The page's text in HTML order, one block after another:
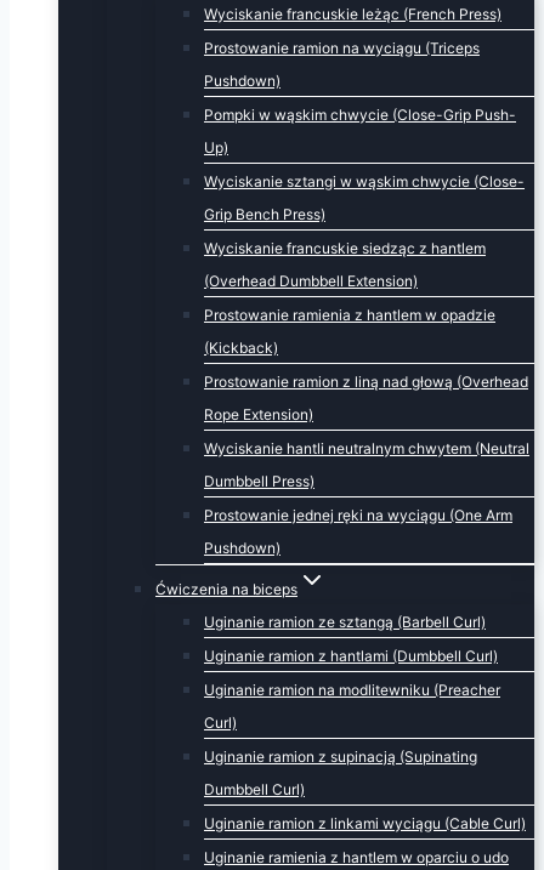
Wyciskanie francuskie leżąc (French Press)
Prostowanie ramion na wyciągu (Triceps
Pushdown)
Pompki w wąskim chwycie (Close-Grip Push-
Up)
Wyciskanie sztangi w wąskim chwycie (Close-
Grip Bench Press)
Wyciskanie francuskie siedząc z hantlem
(Overhead Dumbbell Extension)
Prostowanie ramienia z hantlem w opadzie
(Kickback)
Prostowanie ramion z liną nad głową (Overhead
Rope Extension)
Wyciskanie hantli neutralnym chwytem (Neutral
Dumbbell Press)
Prostowanie jednej ręki na wyciągu (One Arm
Pushdown)
Ćwiczenia na biceps
Uginanie ramion ze sztangą (Barbell Curl)
Uginanie ramion z hantlami (Dumbbell Curl)
Uginanie ramion na modlitewniku (Preacher
Curl)
Uginanie ramion z supinacją (Supinating
Dumbbell Curl)
Uginanie ramion z linkami wyciągu (Cable Curl)
Uginanie ramienia z hantlem w oparciu o udo